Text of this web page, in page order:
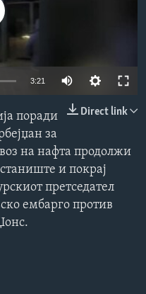
available
3:21
Direct link
поради
за
на нафта продолжи
и покрај
претседател
ембарго против